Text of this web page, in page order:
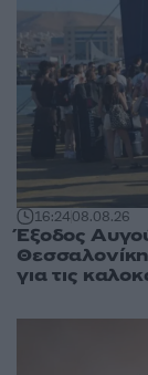
16:2408.08.26
Έξοδος
για τις